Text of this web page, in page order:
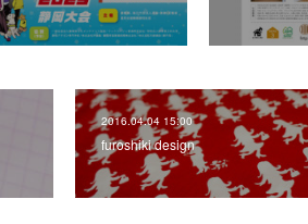
2016.04.04 15:00
furoshiki design